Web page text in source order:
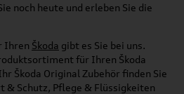
noch heute und erleben Sie die
Ihren Škoda gibt es Sie bei uns.
für Ihren Škoda
Škoda Original Zubehör finden Sie
& Schutz, Pflege & Flüssigkeiten